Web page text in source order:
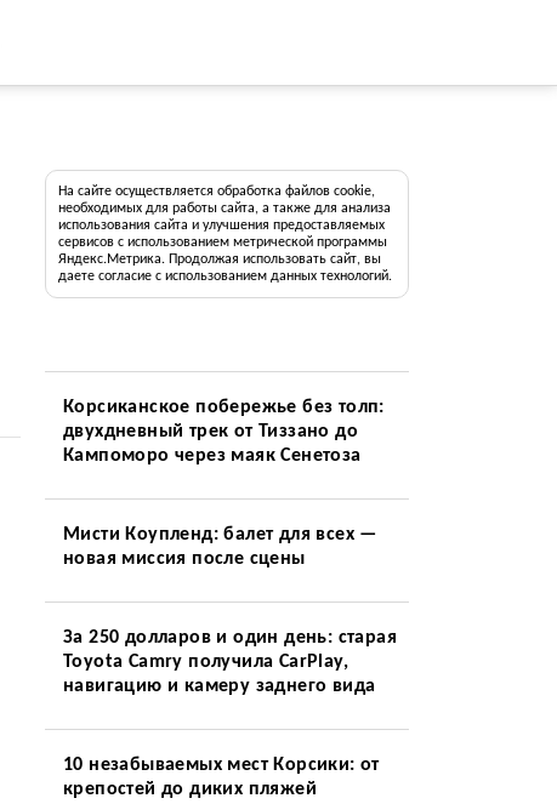
На сайте осуществляется обработка файлов cookie,
необходимых для работы сайта, а также для анализа
использования сайта и улучшения предоставляемых
сервисов с использованием метрической программы
Яндекс.Метрика. Продолжая использовать сайт, вы
даете согласие с использованием данных технологий.
Корсиканское побережье без толп:
двухдневный трек от Тиззано до
Кампоморо через маяк Сенетоза
Мисти Коупленд: балет для всех —
новая миссия после сцены
За 250 долларов и один день: старая
Toyota Camry получила CarPlay,
навигацию и камеру заднего вида
10 незабываемых мест Корсики: от
крепостей до диких пляжей